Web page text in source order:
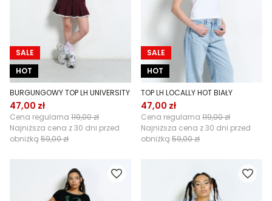
SALE
HOT
BURGUNGOWY TOP LH UNIVERSITY
47,00 zł
Cena regularna 119,00 zł
Najniższa cena z 30 dni przed
obniżką 59,00 zł
SALE
HOT
TOP LH LOCALLY HOT BIAŁY
47,00 zł
Cena regularna 119,00 zł
Najniższa cena z 30 dni przed
obniżką 59,00 zł